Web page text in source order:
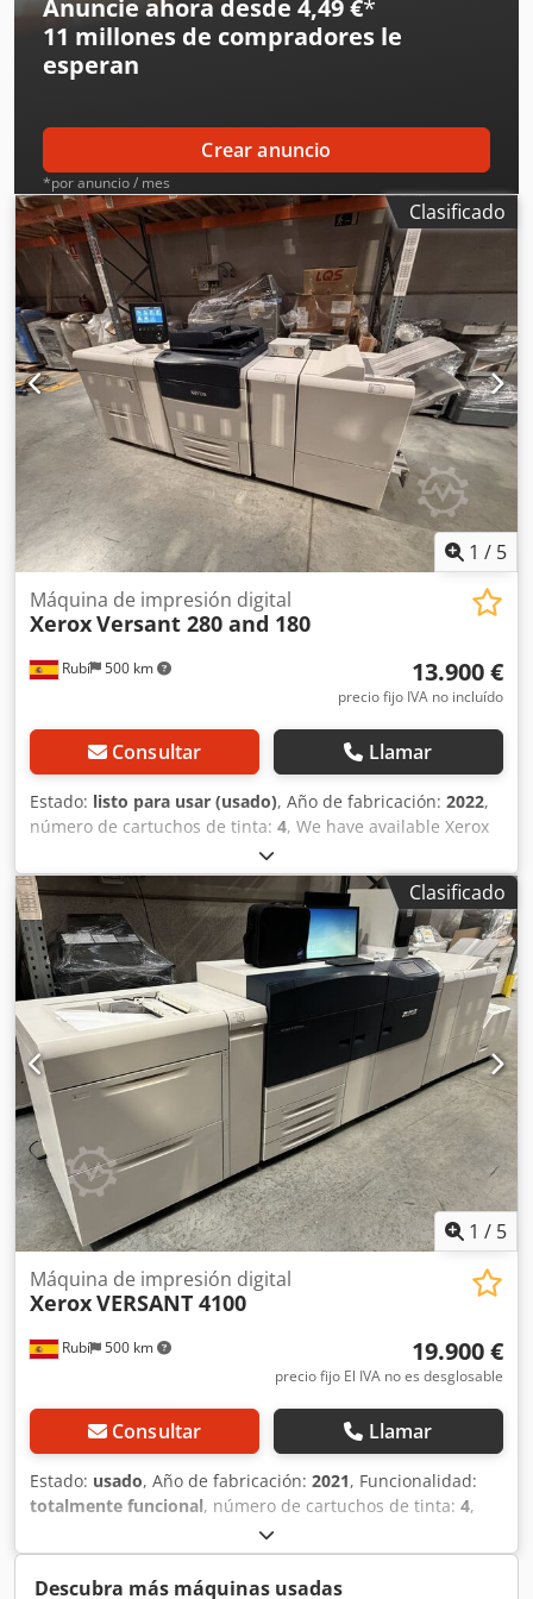
de papel: Cualquiera desde 508mm (20") hasta 1270mm
(50") Productividad: Tamaño: 127x250cm (50x100") Ancho:
1270mm (50") impresiones/hora: 18 Gran formato, máximo
fácil de cargar; si es necesario trabajar en formato medio,
pueden utilizarse cajas de 50 y 76cm (disponibles como
opción). Son las mismas cajas que se emplean en LaserLab
50 y 76, ligeras y prácticas de manejar. Máquina usada,
pero mantenida correctamente a lo largo del tiempo, por
lo que es precisa. Todos los costes de transporte y
aduanas correrán a cargo del comprador.
Anuncie ahora desde 4,49 €*
11 millones de compradores le
esperan
Crear anuncio
*por anuncio / mes
Clasificado
1 / 5
Rubí 500 km
Máquina de impresión digital
XeroxVersant 280 and 180
13.900 €
precio fijo IVA no incluído
Consultar Llamar
Estado: listo para usar (usado), Año de fabricación: 2022,
número de cartuchos de tinta: 4, We have available Xerox
Versant 280, 180 ready for shipping Xerox Versant 280
Fiery emebeded Counter: 800.000 Cassete OHCF (2.000
sheets) Finisher Bookletmaker Price: 15.000€ Djdpfx
Aotiyqusazewa We have available Xerox Versant 180 too
Xerox Versant 180 Versant 180 Feeder 2000 sheets Fiery
External Finisher with bookletmaker Counter:1,1 millions
Price: 4.900€ More info, ask me.
Clasificado
1 / 5
Rubí 500 km
Máquina de impresión digital
XeroxVERSANT 4100
19.900 €
precio fijo El IVA no es desglosable
Consultar Llamar
Estado: usado, Año de fabricación: 2021, Funcionalidad:
totalmente funcional, número de cartuchos de tinta: 4,
, resolución (máx.):
por pulgada), gramaje del papel (min.):56 g/m², peso del
papel (máx.):400 g/m², año de la última revisión:
Descubra más máquinas usadas